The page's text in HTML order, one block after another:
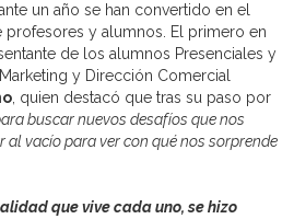
un año se han convertido en el
y alumnos. El primero en
de los alumnos Presenciales y
y Dirección Comercial
, quien destacó que tras su paso por
buscar nuevos desafíos que nos
al vacío para ver con qué nos sorprende
que vive cada uno, se hizo